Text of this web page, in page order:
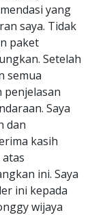
yang
saya. Tidak
paket
Setelah
semua
penjelasan
Saya
dan
kasih
ini. Saya
ini kepada
wijaya